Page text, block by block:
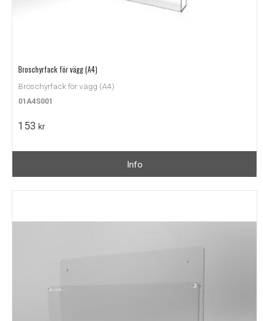
Broschyrfack för vägg (A4)
Broschyrfack för vägg (A4)
01A4S001
153 kr
Info